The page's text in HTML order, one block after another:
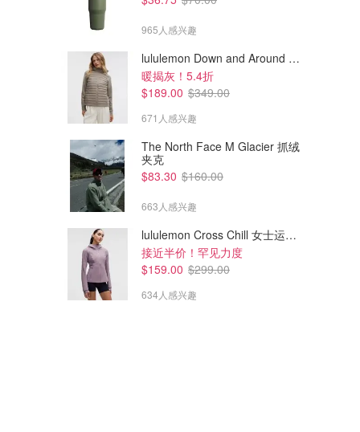
965人感兴趣
lululemon Down and Around 羽绒夹克
暖揭灰！5.4折
$189.00 $349.00
671人感兴趣
The North Face M Glacier 抓绒
夹克
$83.30 $160.00
663人感兴趣
lululemon Cross Chill 女士运动外套
接近半价！罕见力度
$159.00 $299.00
634人感兴趣